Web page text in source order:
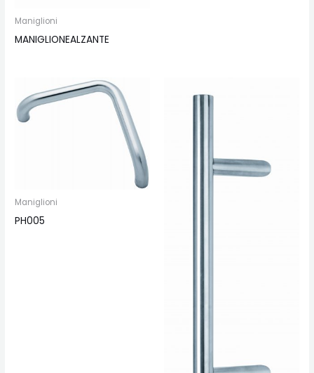
Maniglioni
MANIGLIONEALZANTE
Maniglioni
PH005